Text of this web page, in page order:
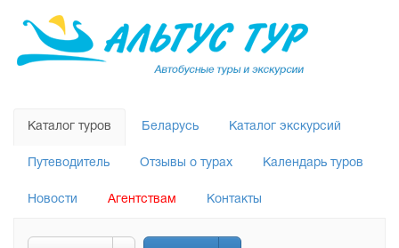
Каталог туров Беларусь Каталог экскурсий
Путеводитель Отзывы о турах Календарь туров
Новости Агентствам Контакты